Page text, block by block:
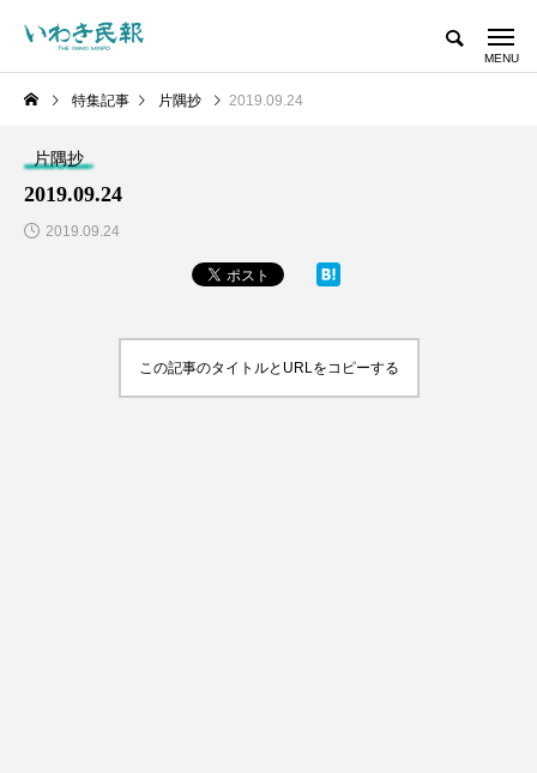
特集記事 片隅抄 2019.09.24
片隅抄
2019.09.24
2019.09.24
この記事のタイトルとURLをコピーする